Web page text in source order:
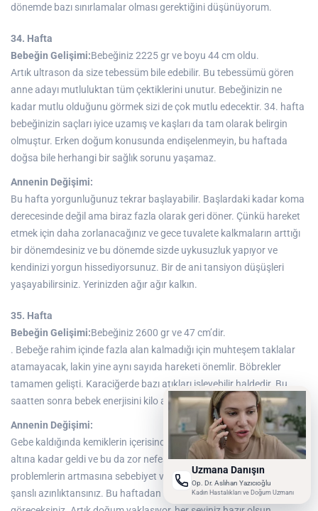
dönemde bazı sınırlamalar olması gerektiğini düşünüyorum.
34. Hafta
Bebeğin Gelişimi:Bebeğiniz 2225 gr ve boyu 44 cm oldu.
Artık ultrason da size tebessüm bile edebilir. Bu tebessümü gören
anne adayı mutluluktan tüm çektiklerini unutur. Bebeğinizin ne
kadar mutlu olduğunu görmek sizi de çok mutlu edecektir. 34. hafta
bebeğinizin saçları iyice uzamış ve kaşları da tam olarak belirgin
olmuştur. Erken doğum konusunda endişelenmeyin, bu haftada
doğsa bile herhangi bir sağlık sorunu yaşamaz.
Annenin Değişimi:
Bu hafta yorgunluğunuz tekrar başlayabilir. Başlardaki kadar koma
derecesinde değil ama biraz fazla olarak geri döner. Çünkü hareket
etmek için daha zorlanacağınız ve gece tuvalete kalkmaların arttığı
bir dönemdesiniz ve bu dönemde sizde uykusuzluk yapıyor ve
kendinizi yorgun hissediyorsunuz. Bir de ani tansiyon düşüşleri
yaşayabilirsiniz. Yerinizden ağır ağır kalkın.
35. Hafta
Bebeğin Gelişimi:Bebeğiniz 2600 gr ve 47 cm’dir.
. Bebeğe rahim içinde fazla alan kalmadığı için muhteşem taklalar
atamayacak, lakin yine aynı sayıda hareketi önemlir. Böbrekler
tamamen gelişti. Karaciğerde bazı atıkları işleyebilir haldedir. Bu
saatten sonra bebek enerjisini kilo almaya harcayacak.
Annenin Değişimi:
Gebe kaldığında kemiklerin içerisinde olan rahim şu an kaburgaların
altına kadar geldi ve bu da zor nefes alma, mide ekşimesi gibi
problemlerin artmasına sebebiyet verir. Eğer bu gruptan değilseniz
şanslı azınlıktansınız. Bu haftadan itibaren doktorunuz daha sık
Uzmana Danışın
Op. Dr. Aslıhan Yazıcıoğlu
Kadın Hastalıkları ve Doğum Uzmanı